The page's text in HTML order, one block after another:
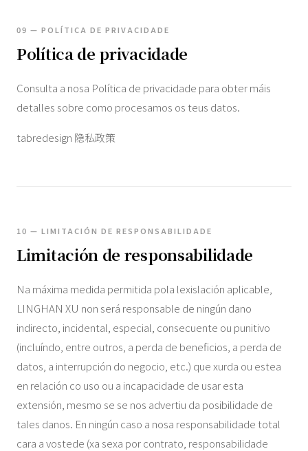
09 — POLÍTICA DE PRIVACIDADE
Política de privacidade
Consulta a nosa Política de privacidade para obter máis
detalles sobre como procesamos os teus datos.
tabredesign 隐私政策
10 — LIMITACIÓN DE RESPONSABILIDADE
Limitación de responsabilidade
Na máxima medida permitida pola lexislación aplicable,
LINGHAN XU non será responsable de ningún dano
indirecto, incidental, especial, consecuente ou punitivo
(incluíndo, entre outros, a perda de beneficios, a perda de
datos, a interrupción do negocio, etc.) que xurda ou estea
en relación co uso ou a incapacidade de usar esta
extensión, mesmo se se nos advertiu da posibilidade de
tales danos. En ningún caso a nosa responsabilidade total
cara a vostede (xa sexa por contrato, responsabilidade